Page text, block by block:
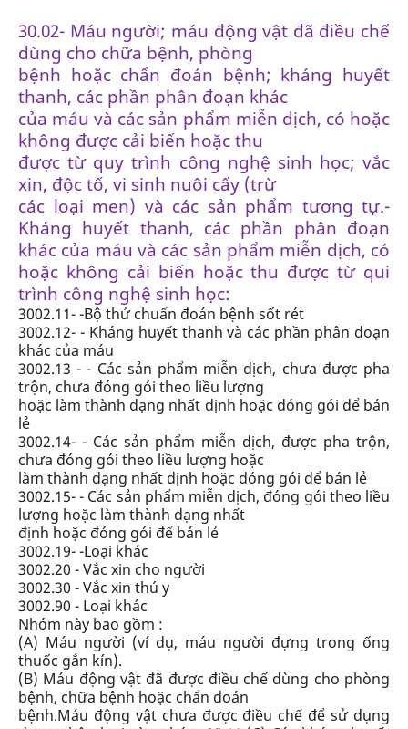
30.02- Máu người; máu động vật đã điều chế
dùng cho chữa bệnh, phòng
bệnh hoặc chẩn đoán bệnh; kháng huyết
thanh, các phần phân đoạn khác
của máu và các sản phẩm miễn dịch, có hoặc
không được cải biến hoặc thu
được từ quy trình công nghệ sinh học; vắc
xin, độc tố, vi sinh nuôi cấy (trừ
các loại men) và các sản phẩm tương tự.-
Kháng huyết thanh, các phần phân đoạn
khác của máu và các sản phẩm miễn dịch, có
hoặc không cải biến hoặc thu được từ qui
trình công nghệ sinh học:
3002.11- -Bộ thử chuẩn đoán bệnh sốt rét
3002.12- - Kháng huyết thanh và các phần phân đoạn
khác của máu
3002.13 - - Các sản phẩm miễn dịch, chưa được pha
trộn, chưa đóng gói theo liều lượng
hoặc làm thành dạng nhất định hoặc đóng gói để bán
lẻ
3002.14- - Các sản phẩm miễn dịch, được pha trộn,
chưa đóng gói theo liều lượng hoặc
làm thành dạng nhất định hoặc đóng gói để bán lẻ
3002.15- - Các sản phẩm miễn dịch, đóng gói theo liều
lượng hoặc làm thành dạng nhất
định hoặc đóng gói để bán lẻ
3002.19- -Loại khác
3002.20 - Vắc xin cho người
3002.30 - Vắc xin thú y
3002.90 - Loại khác
Nhóm này bao gồm :
(A) Máu người (ví dụ, máu người đựng trong ống
thuốc gắn kín).
(B) Máu động vật đã được điều chế dùng cho phòng
bệnh, chữa bệnh hoặc chẩn đoán
bệnh.Máu động vật chưa được điều chế để sử dụng